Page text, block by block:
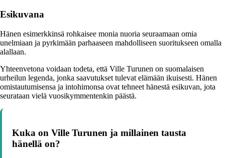
Esikuvana
Hänen esimerkkinsä rohkaisee monia nuoria seuraamaan omia
unelmiaan ja pyrkimään parhaaseen mahdolliseen suoritukseen omalla
alallaan.
Yhteenvetona voidaan todeta, että Ville Turunen on suomalaisen
urheilun legenda, jonka saavutukset tulevat elämään ikuisesti. Hänen
omistautumisensa ja intohimonsa ovat tehneet hänestä esikuvan, jota
seurataan vielä vuosikymmentenkin päästä.
Kuka on Ville Turunen ja millainen tausta
hänellä on?